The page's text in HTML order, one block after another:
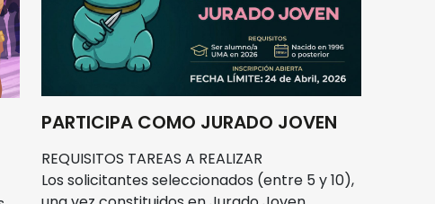
Rectorado de la UMA
Cine Albéniz
Facultad de Ciencias
PARTICIPA COMO JURADO JOVEN
REQUISITOS TAREAS A REALIZAR
Los solicitantes seleccionados (entre 5 y 10),